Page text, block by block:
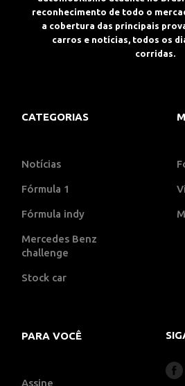
reconhecimento de todo o
a cobertura das principais
carros e notícias, todos os
corridas.
CATEGORIAS
Notícias
Fórmula 1
Fórmula indy
Mercedes Benz
challenge
Stock car
PARA VOCÊ
Assine